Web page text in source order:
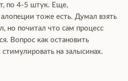
по 4-5 штук. Еще,
тоже есть. Думал взять
но почитал что сам процесс
Вопрос как остановить
на залысинах.